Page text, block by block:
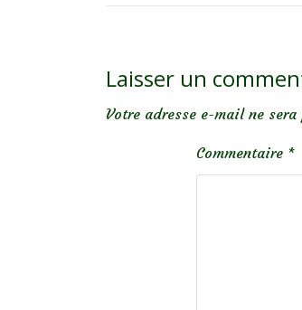
Laisser un
Votre adresse e-mail ne
Commentaire *